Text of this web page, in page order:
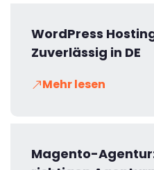
WordPress
Zuverlässig in DE
Mehr lesen
Magento-